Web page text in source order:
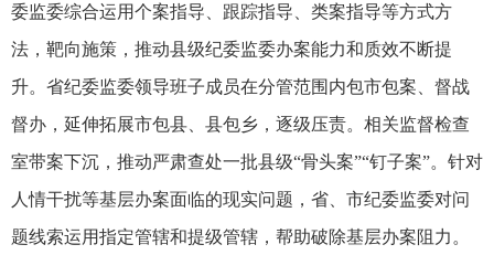
委监委综合运用个案指导、跟踪指导、类案指导等方式方
法，靶向施策，推动县级纪委监委办案能力和质效不断提
升。省纪委监委领导班子成员在分管范围内包市包案、督战
督办，延伸拓展市包县、县包乡，逐级压责。相关监督检查
室带案下沉，推动严肃查处一批县级“骨头案”“钉子案”。针对
人情干扰等基层办案面临的现实问题，省、市纪委监委对问
题线索运用指定管辖和提级管辖，帮助破除基层办案阻力。